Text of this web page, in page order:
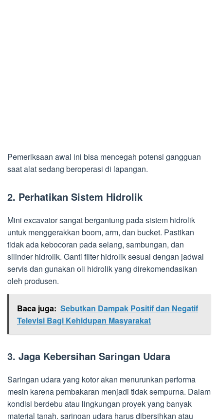
Pemeriksaan awal ini bisa mencegah potensi gangguan
saat alat sedang beroperasi di lapangan.
2. Perhatikan Sistem Hidrolik
Mini excavator sangat bergantung pada sistem hidrolik
untuk menggerakkan boom, arm, dan bucket. Pastikan
tidak ada kebocoran pada selang, sambungan, dan
silinder hidrolik. Ganti filter hidrolik sesuai dengan jadwal
servis dan gunakan oli hidrolik yang direkomendasikan
oleh produsen.
Baca juga: Sebutkan Dampak Positif dan Negatif
Televisi Bagi Kehidupan Masyarakat
3. Jaga Kebersihan Saringan Udara
Saringan udara yang kotor akan menurunkan performa
mesin karena pembakaran menjadi tidak sempurna. Dalam
kondisi berdebu atau lingkungan proyek yang banyak
material tanah, saringan udara harus dibersihkan atau